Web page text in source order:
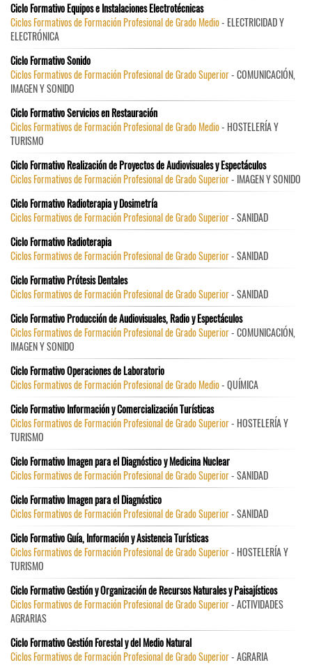
Ciclo Formativo Equipos e Instalaciones Electrotécnicas
Ciclos Formativos de Formación Profesional de Grado Medio- ELECTRICIDAD Y
ELECTRÓNICA
Ciclo Formativo Sonido
Ciclos Formativos de Formación Profesional de Grado Superior- COMUNICACIÓN,
IMAGEN Y SONIDO
Ciclo Formativo Servicios en Restauración
Ciclos Formativos de Formación Profesional de Grado Medio- HOSTELERÍA Y
TURISMO
Ciclo Formativo Realización de Proyectos de Audiovisuales y Espectáculos
Ciclos Formativos de Formación Profesional de Grado Superior- IMAGEN Y SONIDO
Ciclo Formativo Radioterapia y Dosimetría
Ciclos Formativos de Formación Profesional de Grado Superior- SANIDAD
Ciclo Formativo Radioterapia
Ciclos Formativos de Formación Profesional de Grado Superior- SANIDAD
Ciclo Formativo Prótesis Dentales
Ciclos Formativos de Formación Profesional de Grado Superior- SANIDAD
Ciclo Formativo Producción de Audiovisuales, Radio y Espectáculos
Ciclos Formativos de Formación Profesional de Grado Superior- COMUNICACIÓN,
IMAGEN Y SONIDO
Ciclo Formativo Operaciones de Laboratorio
Ciclos Formativos de Formación Profesional de Grado Medio- QUÍMICA
Ciclo Formativo Información y Comercialización Turísticas
Ciclos Formativos de Formación Profesional de Grado Superior- HOSTELERÍA Y
TURISMO
Ciclo Formativo Imagen para el Diagnóstico y Medicina Nuclear
Ciclos Formativos de Formación Profesional de Grado Superior- SANIDAD
Ciclo Formativo Imagen para el Diagnóstico
Ciclos Formativos de Formación Profesional de Grado Superior- SANIDAD
Ciclo Formativo Guía, Información y Asistencia Turísticas
Ciclos Formativos de Formación Profesional de Grado Superior- HOSTELERÍA Y
TURISMO
Ciclo Formativo Gestión y Organización de Recursos Naturales y Paisajísticos
Ciclos Formativos de Formación Profesional de Grado Superior- ACTIVIDADES
AGRARIAS
Ciclo Formativo Gestión Forestal y del Medio Natural
Ciclos Formativos de Formación Profesional de Grado Superior- AGRARIA